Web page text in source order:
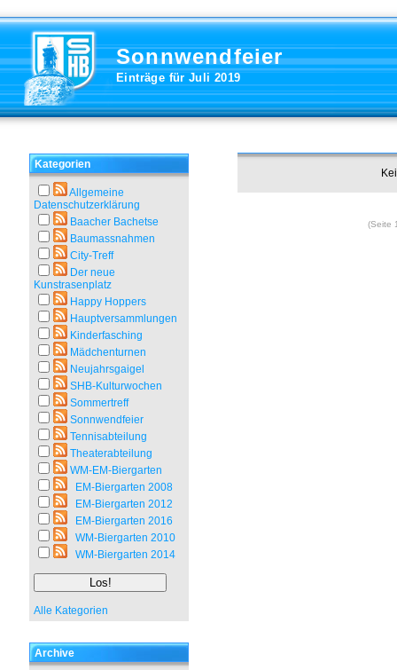
Sonnwendfeier
Einträge für Juli 2019
Kategorien
Allgemeine
Datenschutzerklärung
Baacher Bachetse
Baumassnahmen
City-Treff
Der neue
Kunstrasenplatz
Happy Hoppers
Hauptversammlungen
Kinderfasching
Mädchenturnen
Neujahrsgaigel
SHB-Kulturwochen
Sommertreff
Sonnwendfeier
Tennisabteilung
Theaterabteilung
WM-EM-Biergarten
EM-Biergarten 2008
EM-Biergarten 2012
EM-Biergarten 2016
WM-Biergarten 2010
WM-Biergarten 2014
Alle Kategorien
Archive
(Seite